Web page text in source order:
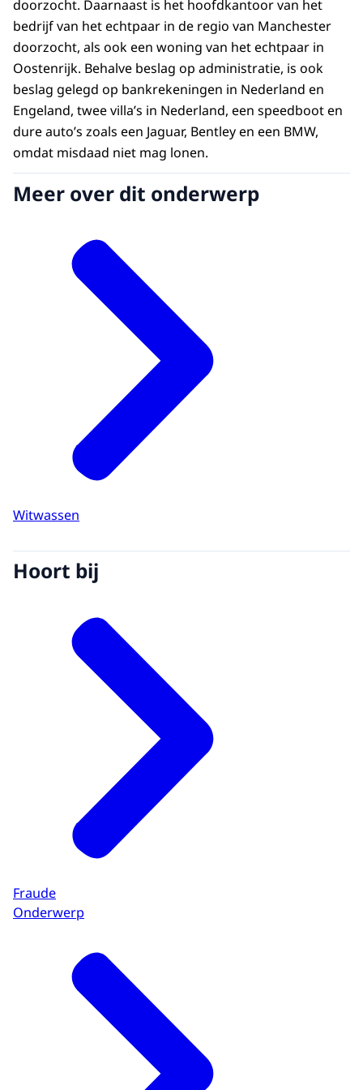
doorzocht. Daarnaast is het hoofdkantoor van het
bedrijf van het echtpaar in de regio van Manchester
doorzocht, als ook een woning van het echtpaar in
Oostenrijk. Behalve beslag op administratie, is ook
beslag gelegd op bankrekeningen in Nederland en
Engeland, twee villa’s in Nederland, een speedboot en
dure auto’s zoals een Jaguar, Bentley en een BMW,
omdat misdaad niet mag lonen.
Meer over dit onderwerp
Witwassen
Hoort bij
Fraude
Onderwerp